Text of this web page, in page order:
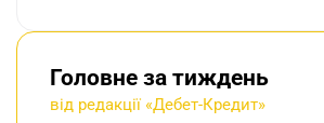
Головне за тиждень
від редакції «Дебет-Кредит»